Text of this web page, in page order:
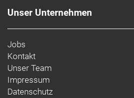
Unser Unternehmen
Jobs
Kontakt
Unser Team
Impressum
Datenschutz